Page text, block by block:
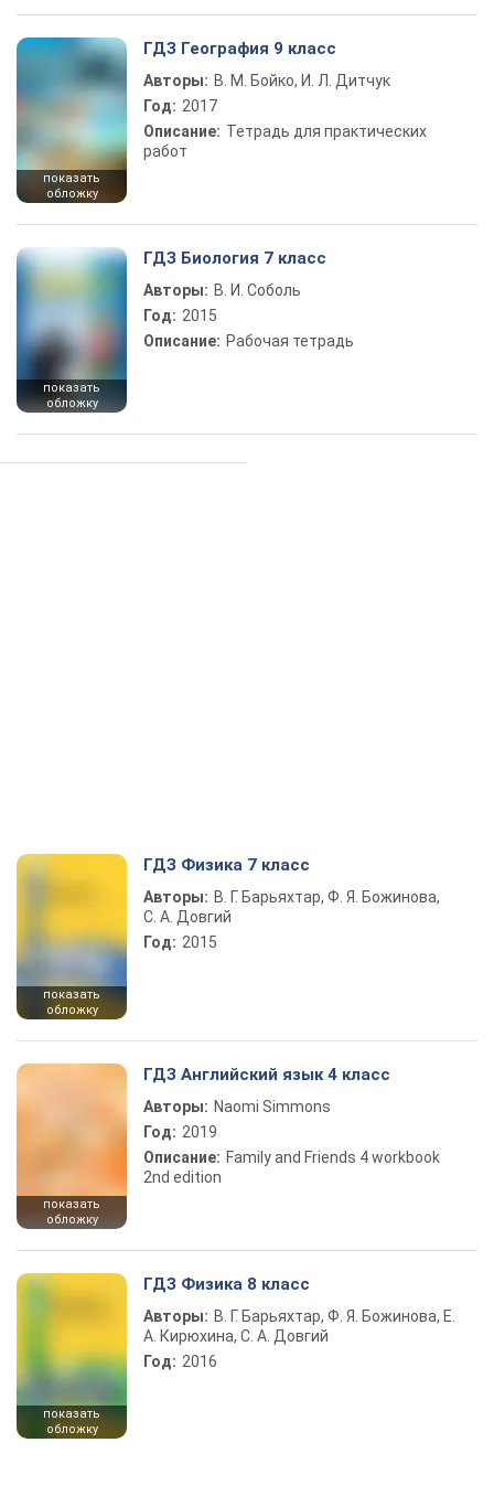
показать
обложку
ГДЗ География 9 класс
Авторы: В. М. Бойко, И. Л. Дитчук
Год: 2017
Описание: Тетрадь для практических
работ
показать
обложку
ГДЗ Биология 7 класс
Авторы: В. И. Соболь
Год: 2015
Описание: Рабочая тетрадь
показать
обложку
ГДЗ Физика 7 класс
Авторы: В. Г. Барьяхтар, Ф. Я. Божинова,
С. А. Довгий
Год: 2015
показать
обложку
ГДЗ Английский язык 4 класс
Авторы: Naomi Simmons
Год: 2019
Описание: Family and Friends 4 workbook
2nd edition
показать
обложку
ГДЗ Физика 8 класс
Авторы: В. Г. Барьяхтар, Ф. Я. Божинова, Е.
А. Кирюхина, С. А. Довгий
Год: 2016